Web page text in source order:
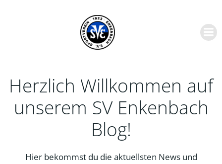
springen
Herzlich Willkommen auf
unserem SV Enkenbach
Blog!
Hier bekommst du die aktuellsten News und